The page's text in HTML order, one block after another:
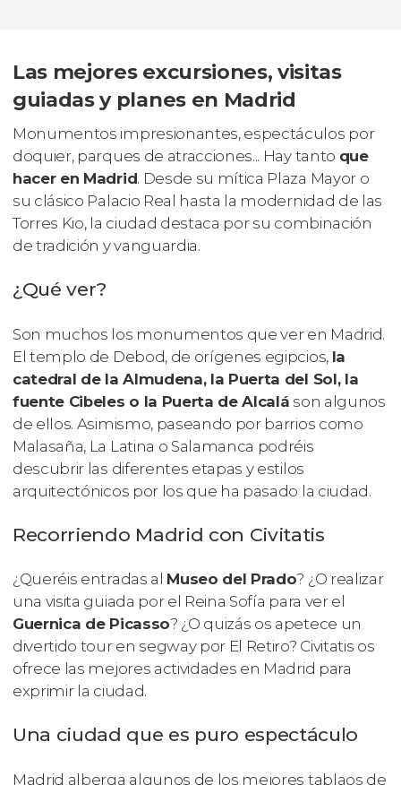
Las mejores excursiones, visitas
guiadas y planes en Madrid
Monumentos impresionantes, espectáculos por
doquier, parques de atracciones... Hay tanto que
hacer en Madrid. Desde su mítica Plaza Mayor o
su clásico Palacio Real hasta la modernidad de las
Torres Kio, la ciudad destaca por su combinación
de tradición y vanguardia.
¿Qué ver?
Son muchos los monumentos que ver en Madrid.
El templo de Debod, de orígenes egipcios, la
catedral de la Almudena, la Puerta del Sol, la
fuente Cibeles o la Puerta de Alcalá son algunos
de ellos. Asimismo, paseando por barrios como
Malasaña, La Latina o Salamanca podréis
descubrir las diferentes etapas y estilos
arquitectónicos por los que ha pasado la ciudad.
Recorriendo Madrid con Civitatis
¿Queréis entradas al Museo del Prado? ¿O realizar
una visita guiada por el Reina Sofía para ver el
Guernica de Picasso? ¿O quizás os apetece un
divertido tour en segway por El Retiro? Civitatis os
ofrece las mejores actividades en Madrid para
exprimir la ciudad.
Una ciudad que es puro espectáculo
Madrid alberga algunos de los mejores tablaos de